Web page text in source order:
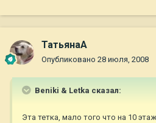
ТатьянаА
Опубликовано 28 июля, 2008
Beniki & Letka сказал:
Эта тетка, мало того что на 10